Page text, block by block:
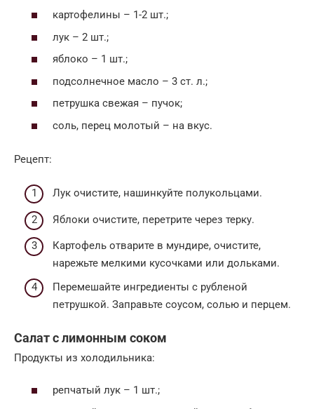
картофелины – 1-2 шт.;
лук – 2 шт.;
яблоко – 1 шт.;
подсолнечное масло – 3 ст. л.;
петрушка свежая – пучок;
соль, перец молотый – на вкус.
Рецепт:
Лук очистите, нашинкуйте полукольцами.
Яблоки очистите, перетрите через терку.
Картофель отварите в мундире, очистите,
нарежьте мелкими кусочками или дольками.
Перемешайте ингредиенты с рубленой
петрушкой. Заправьте соусом, солью и перцем.
Салат с лимонным соком
Продукты из холодильника:
репчатый лук – 1 шт.;